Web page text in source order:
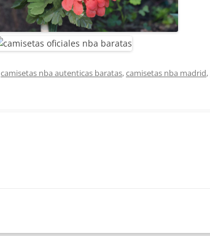
camisetas nba autenticas baratas,camisetas nba madrid,